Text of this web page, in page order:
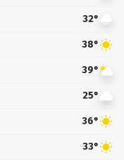
32°
38°
39°
25°
36°
33°